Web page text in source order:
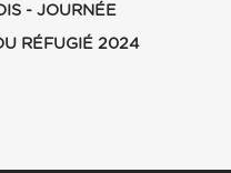
- JOURNÉE
RÉFUGIÉ 2024